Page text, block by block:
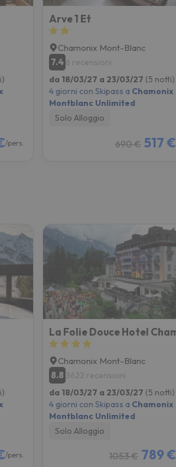
/pers.
Arve 1 Et
Chamonix Mont-Blanc
7.4 6 recensioni
da 18/03/27 a 23/03/27 (5 notti)
4 giorni con Skipass a Chamonix
Montblanc Unlimited
Solo Alloggio
690 € 517 €
/pers.
Chamonix Mont-Blanc
8.8 3622 recensioni
da 18/03/27 a 23/03/27 (5 notti)
4 giorni con Skipass a Chamonix
Montblanc Unlimited
Solo Alloggio
1053 € 789 €